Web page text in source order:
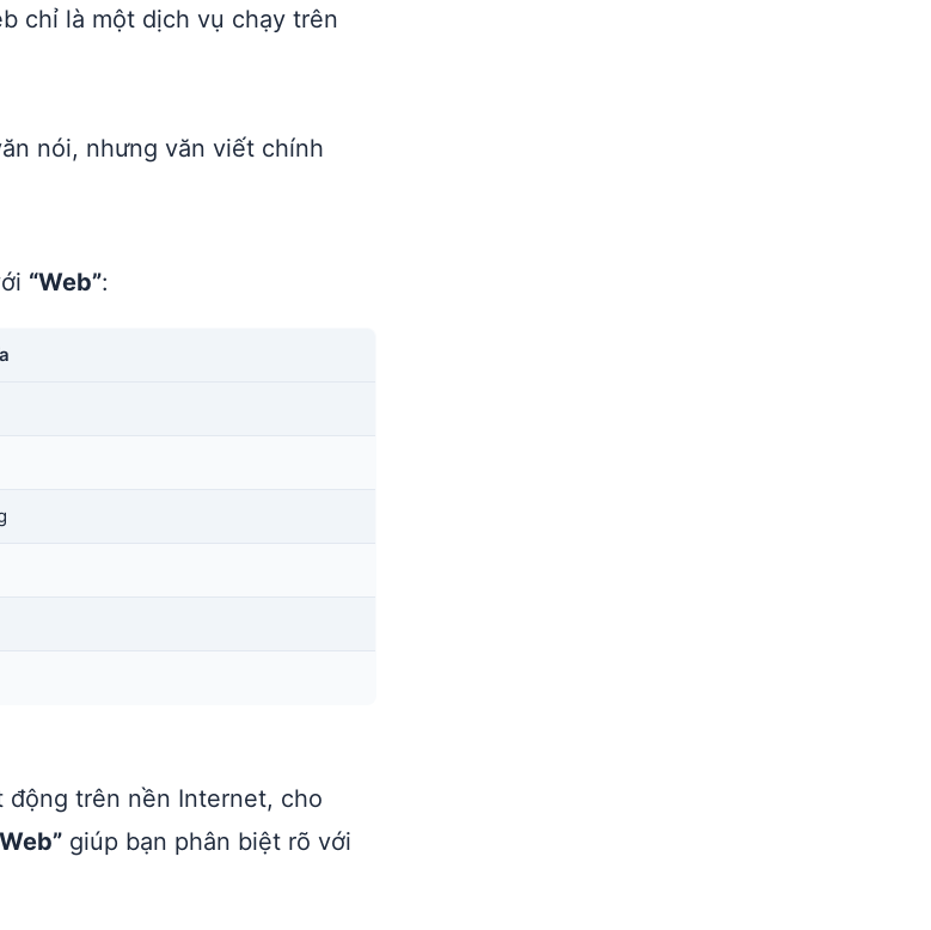
chỉ là một dịch vụ chạy trên
nói, nhưng văn viết chính
“Web”:
động trên nền Internet, cho
giúp bạn phân biệt rõ với